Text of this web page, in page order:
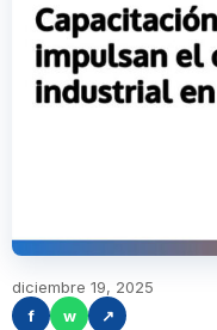
diciembre 19, 2025
f
w ↗